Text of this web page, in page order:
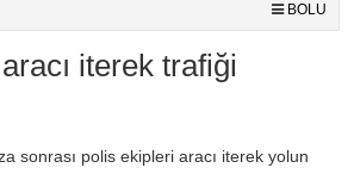
BOLU
iterek trafiği
sonrası polis ekipleri aracı iterek yolun